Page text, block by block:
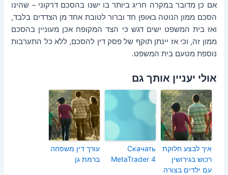
אם כן מדובר במקרה חריג ביותר בו ישנו בהסכם דרקוני – שהינו
הסכם ממון הנוטה באופן חד וברור לטובת אחד מן הצדדים בלבד,
ואז בית המשפט ישים דגש כי הצד המקופח אכן מעוניין בהסכם
ממון זה, וכי אז יינתן תוקף של פסק דין להסכם, ללא כל התערבות
נוספת מטעם בית המשפט.
אולי יעניין אותך גם
איך לבצע חלוקת
רכוש בגירושין
עם ילדים בצורה
Скачать
MetaTrader 4
עורך דין משפחה
ברמת גן